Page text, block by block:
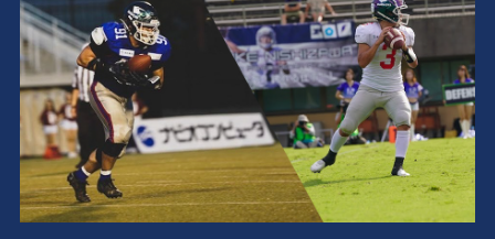
チームオーナー・ブルザイズ会員
新人募集・お問い合わせ
試合予定一覧
選手／スタッフ紹介
スポンサー紹介
チームオーナー・ブルザイズ会員
新人募集・お問い合わせ